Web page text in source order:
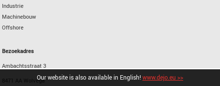
Industrie
Machinebouw
Offshore
Bezoekadres
Ambachtsstraat 3
8471 AA WolvegaOur website is also available in English! www.dejo.eu >>